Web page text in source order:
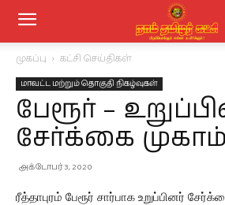
முகப்பு கட்சி செய்திகள்
மாவட்ட மற்றும் தொகுதி நிகழ்வுகள்
பேரூர் –
சேர்க்கை முகாம்
அக்டோபர் 3, 2020
ரீத்தாபுரம் பேரூர் சார்பாக உறுப்பினர்